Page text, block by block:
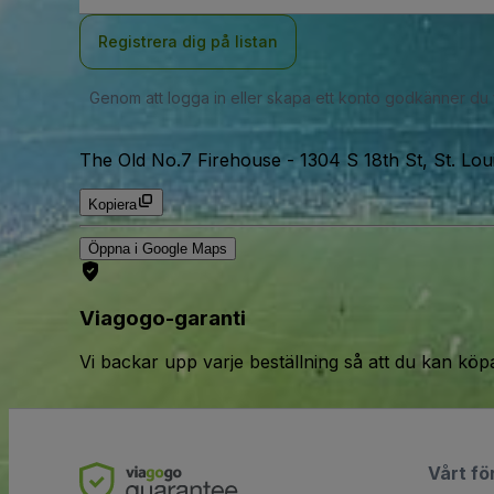
Registrera dig på listan
Genom att logga in eller skapa ett konto godkänner du
The Old No.7 Firehouse - 1304 S 18th St, St.
Kopiera
Öppna i Google Maps
Viagogo-garanti
Vi backar upp varje beställning så att du kan
Vårt